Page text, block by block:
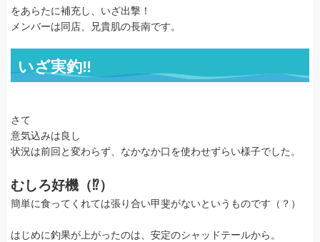
をあらたに補充し、いざ出撃！
メンバーは同店、兄貴肌の長南です。
いざ実釣‼
さて
意気込みは良し
状況は前回と変わらず、なかなか口を使わせずらい様子でした。
むしろ好機（⁉）
簡単に食ってくれては張り合い甲斐がないというものです（？）
はじめに釣果が上がったのは、安定のシャッドテールから。